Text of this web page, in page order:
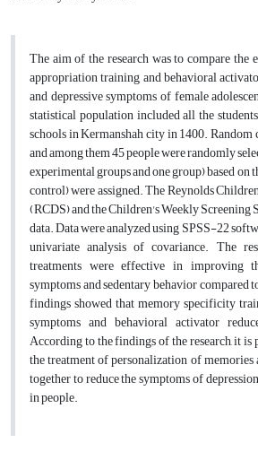
The aim of the research was to compare the
appropriation training and behavioral
and depressive symptoms of female
statistical population included all the
schools in Kermanshah city in 1400.
and among them 45 people were randomly
experimental groups and one group) based
control) were assigned. The Reynolds
(RCDS) and the Children's Weekly Screening
data. Data were analyzed using SPSS-22
univariate analysis of covariance. The
treatments were effective in improving
symptoms and sedentary behavior compared
findings showed that memory specificity
symptoms and behavioral activator
According to the findings of the research, it
the treatment of personalization of
together to reduce the symptoms of
in people.